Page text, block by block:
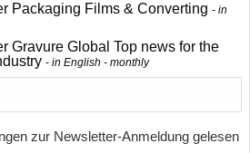
Packaging Films & Converting
in
Gravure Global Top news for the
in English - monthly
zur Newsletter-Anmeldung gelesen